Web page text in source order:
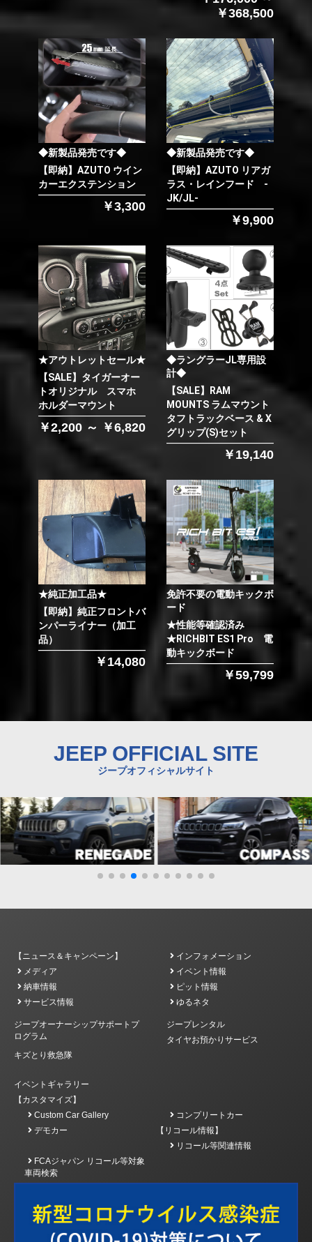
￥368,500
◆新製品発売です◆
【即納】AZUTO ウイン
カーエクステンション
￥3,300
◆新製品発売です◆
【即納】AZUTO リアガ
ラス・レインフード -
JK/JL-
￥9,900
★アウトレットセール★
【SALE】タイガーオー
トオリジナル スマホ
ホルダーマウント
￥2,200 ～ ￥6,820
◆ラングラーJL専用設
計◆
【SALE】RAM
MOUNTS ラムマウント
タフトラックベース & X
グリップ(S)セット
￥19,140
★純正加工品★
【即納】純正フロントバ
ンパーライナー（加工
品）
￥14,080
免許不要の電動キックボ
ード
★性能等確認済み
★RICHBIT ES1 Pro 電
動キックボード
￥59,799
JEEP OFFICIAL SITE
ジープオフィシャルサイト
【ニュース＆キャンペーン】
インフォメーション
メディア
イベント情報
納車情報
ピット情報
サービス情報
ゆるネタ
ジープオーナーシップサポートプ
ログラム
ジープレンタル
タイヤお預かりサービス
キズとり救急隊
イベントギャラリー
【カスタマイズ】
Custom Car Gallery
コンプリートカー
デモカー
【リコール情報】
リコール等関連情報
FCAジャパン リコール等対象
車両検索